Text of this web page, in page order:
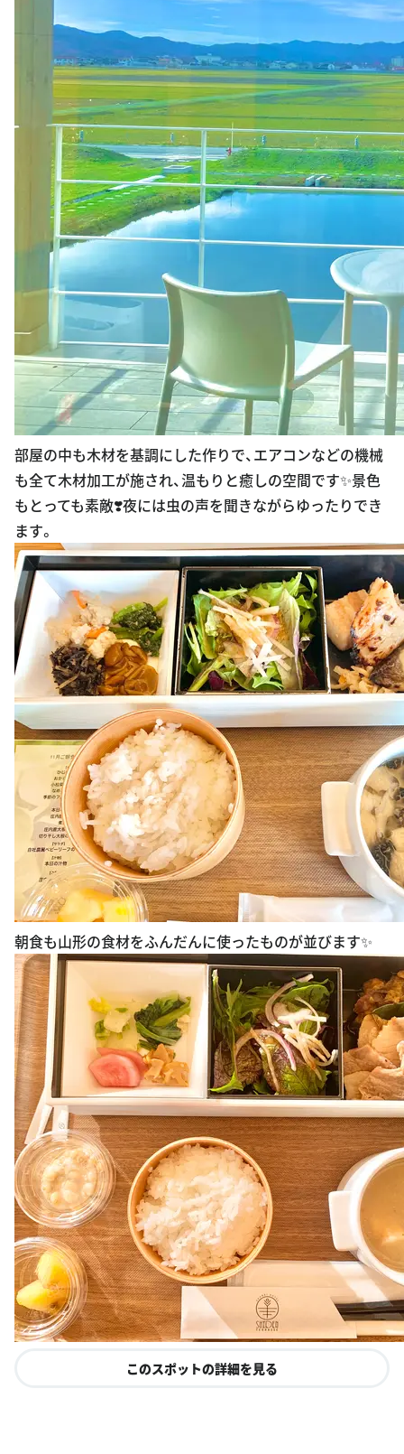
部屋の中も木材を基調にした作りで、エアコンなどの機械
も全て木材加工が施され、温もりと癒しの空間です✨景色
もとっても素敵❣️夜には虫の声を聞きながらゆったりでき
ます。
朝食も山形の食材をふんだんに使ったものが並びます✨
このスポットの詳細を見る